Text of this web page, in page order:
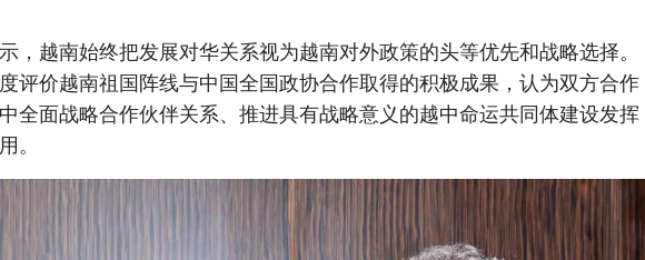
，越南始终把发展对华关系视为越南对外政策的头等优先和战略选择。
评价越南祖国阵线与中国全国政协合作取得的积极成果，认为双方合作
全面战略合作伙伴关系、推进具有战略意义的越中命运共同体建设发挥
。